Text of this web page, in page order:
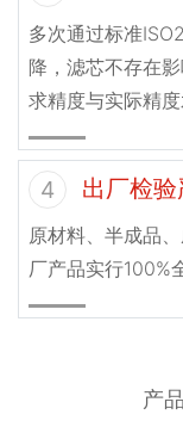
多次通过标准
降，滤芯不存在
求精度与实际精度
4 出厂检验
原材料、半成品
厂产品实行100%
产